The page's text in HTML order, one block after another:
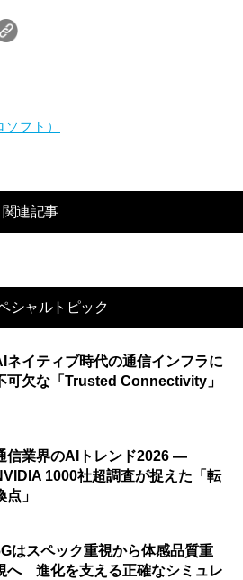
フト）
関連記事
シャルトピック
ネイティブ時代の通信インフラに
可欠な「Trusted Connectivity」
信業界のAIトレンド2026 ―
1000社超調査が捉えた「転
点」
はスペック重視から体感品質重
へ 進化を支える正確なシミュレ